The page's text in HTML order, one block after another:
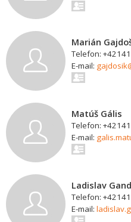
Marián
Telefon:
E-mail:
Matúš Gális
Telefon:
E-mail:
Ladislav
Telefon:
E-mail: